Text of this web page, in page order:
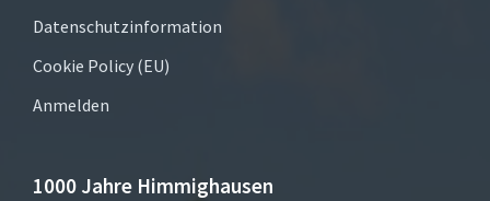
Datenschutzinformation
Cookie Policy (EU)
Anmelden
1000 Jahre Himmighausen